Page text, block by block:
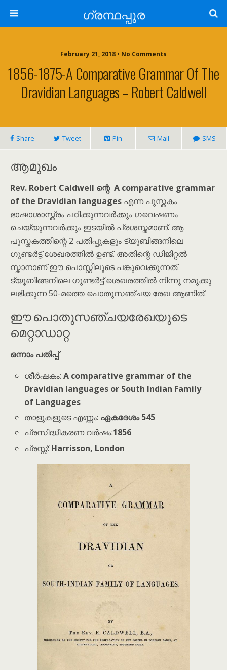
ഗ്രന്ഥപ്പുര
February 21, 2018 • No Comments
1856-1875-A Comparative Grammar Of The
Dravidian Languages – Robert Caldwell
Share Tweet Pin Mail SMS
ആമുഖം
Rev. Robert Caldwell ന്റെ A comparative grammar
of the Dravidian languages എന്ന പുസ്തകം
ഭാഷാശാസ്ത്രം പഠിക്കുന്നവർക്കും ഗവെഷണം
ചെയ്യുന്നവർക്കും ഇടയിൽ പ്രശസ്തമാണ്. ആ
പുസ്തകത്തിന്റെ 2 പതിപ്പുകളും ട്യൂബിങ്ങനിലെ
ഗുണ്ടർട്ട് ശേഖരത്തിൽ ഉണ്ട്. അതിന്റെ ഡിജിറ്റൽ
സ്കാനാണ് ഈ പൊസ്റ്റിലൂടെ പങ്കുവെക്കുന്നത്.
ട്യൂബിങ്ങനിലെ ഗുണ്ടർട്ട് ശെഖരത്തിൽ നിന്നു നമുക്കു
ലഭിക്കുന്ന 50-മത്തെ പൊതുസഞ്ചയ രേഖ ആണിത്.
ഈ പൊതുസഞ്ചയരേഖയുടെ
മെറ്റാഡാറ്റ
ഒന്നാം പതിപ്പ്
ശീർഷകം:A comparative grammar of the
Dravidian languages or South Indian Family
of Languages
താളുകളുടെ എണ്ണം: ഏകദേശം 545
പ്രസിദ്ധീകരണ വർഷം:1856
പ്രസ്സ്:Harrisson, London